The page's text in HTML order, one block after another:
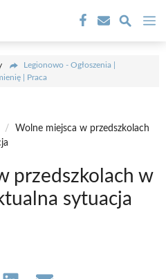
Legionowo - Ogłoszenia |
| Praca
/
Wolne miejsca w przedszkolach
przedszkolach w
sytuacja